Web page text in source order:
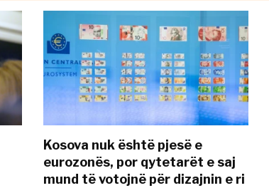
Kosova nuk është pjesë e
eurozonës, por qytetarët e saj
mund të votojnë për dizajnin e ri